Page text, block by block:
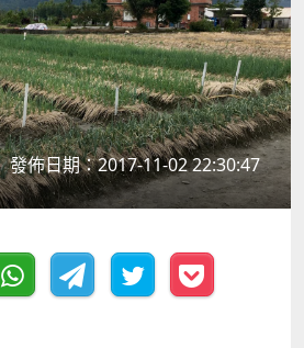
發佈日期：2017-11-02 22:30:47